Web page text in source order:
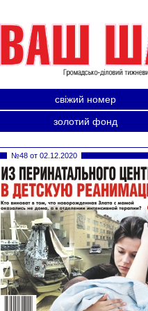
свіжий номер
золотий фонд
№48 от 02.12.2020